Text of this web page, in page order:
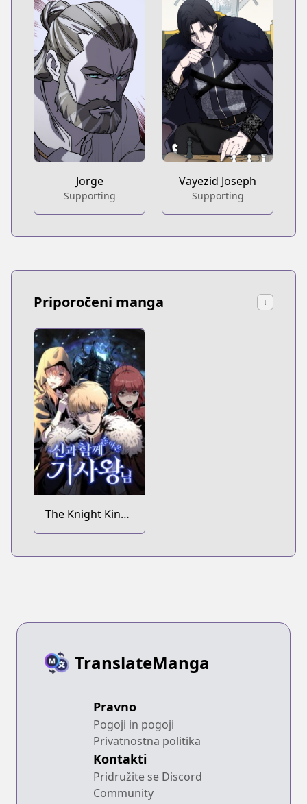
Jorge
Supporting
Vayezid Joseph
Supporting
Priporočeni manga ↓
The Knight King
Who Returned
TranslateManga
Pravno
Pogoji in pogoji
Privatnostna politika
Kontakti
Pridružite se Discord
Community